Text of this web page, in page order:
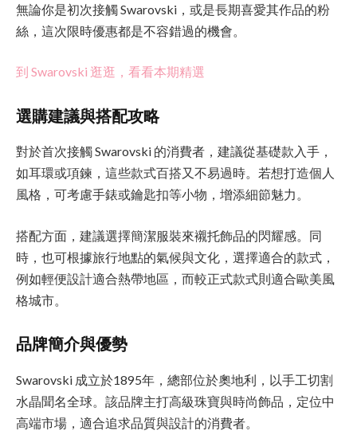
無論你是初次接觸 Swarovski，或是長期喜愛其作品的粉
絲，這次限時優惠都是不容錯過的機會。
到 Swarovski 逛逛，看看本期精選
選購建議與搭配攻略
對於首次接觸 Swarovski 的消費者，建議從基礎款入手，
如耳環或項鍊，這些款式百搭又不易過時。若想打造個人
風格，可考慮手錶或鑰匙扣等小物，增添細節魅力。
搭配方面，建議選擇簡潔服裝來襯托飾品的閃耀感。同
時，也可根據旅行地點的氣候與文化，選擇適合的款式，
例如輕便設計適合熱帶地區，而較正式款式則適合歐美風
格城市。
品牌簡介與優勢
Swarovski 成立於1895年，總部位於奧地利，以手工切割
水晶聞名全球。該品牌主打高級珠寶與時尚飾品，定位中
高端市場，適合追求品質與設計的消費者。